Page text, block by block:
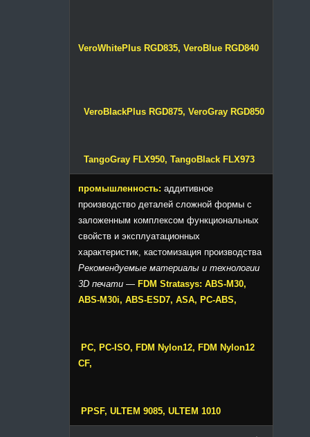
VeroWhitePlus RGD835, VeroBlue RGD840
VeroBlackPlus RGD875, VeroGray RGD850
TangoGray FLX950, TangoBlack FLX973
промышленность: аддитивное
производство деталей сложной формы с
заложенным комплексом функциональных
свойств и эксплуатационных
характеристик, кастомизация производства
Рекомендуемые материалы и технологии
3D печати — FDM Stratasys: ABS-M30,
ABS-M30i, ABS-ESD7, ASA, PC-ABS,
PC, PC-ISO, FDM Nylon12, FDM Nylon12
CF,
PPSF, ULTEM 9085, ULTEM 1010